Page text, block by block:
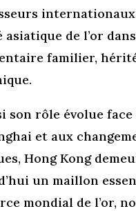
internationaux
asiatique de l’or
familier,
son rôle évolue
et aux
Hong Kong
un maillon
mondial de l’or,